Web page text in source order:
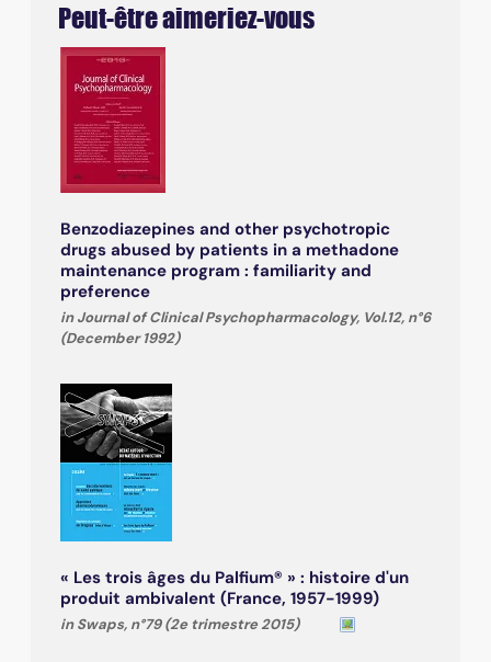
Peut-être aimeriez-vous
Benzodiazepines and other psychotropic
drugs abused by patients in a methadone
maintenance program : familiarity and
preference
in Journal of Clinical Psychopharmacology, Vol.12, n°6
(December 1992)
« Les trois âges du Palfium® » : histoire d'un
produit ambivalent (France, 1957-1999)
in Swaps, n°79 (2e trimestre 2015)